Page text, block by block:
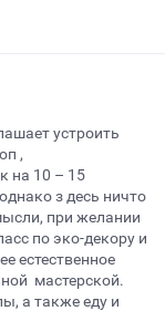
устроить
,
на 10 – 15
з десь ничто
при желании
по эко-декору и
естественное
мастерской.
а также еду и
Окончание